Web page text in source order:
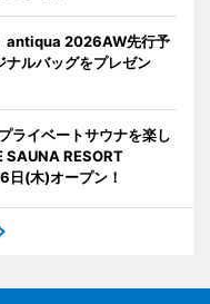
antiqua 2026AW先行予
ナルバッグをプレゼン
ライベートサウナを楽し
SAUNA RESORT
(木)オープン！